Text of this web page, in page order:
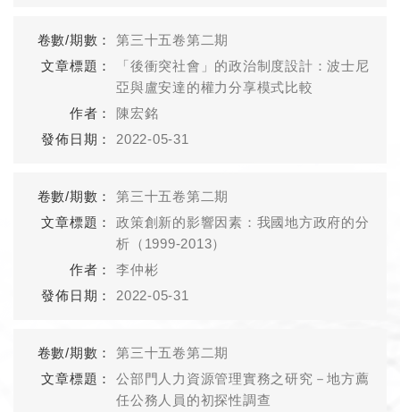
第三十五卷第二期
「後衝突社會」的政治制度設計：波士尼
亞與盧安達的權力分享模式比較
陳宏銘
2022-05-31
第三十五卷第二期
政策創新的影響因素：我國地方政府的分
析（1999-2013）
李仲彬
2022-05-31
第三十五卷第二期
公部門人力資源管理實務之研究－地方薦
任公務人員的初探性調查